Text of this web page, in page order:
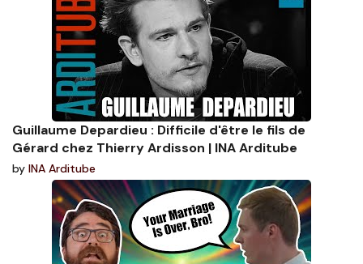
Guillaume Depardieu : Difficile d'être le fils de
Gérard chez Thierry Ardisson | INA Arditube
by INA Arditube